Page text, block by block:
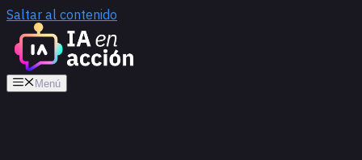
Saltar al contenido
Menú